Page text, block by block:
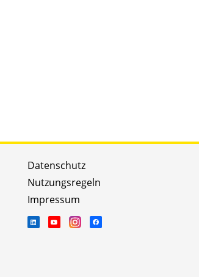
Datenschutz
Nutzungsregeln
Impressum